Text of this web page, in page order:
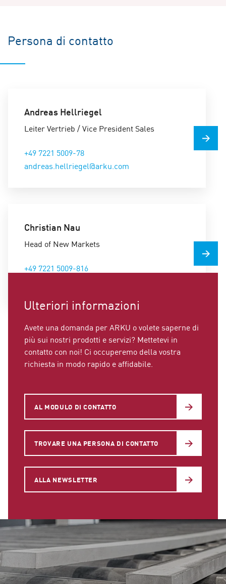
Persona di contatto
Andreas Hellriegel
Leiter Vertrieb / Vice President Sales
+49 7221 5009-78
andreas.hellriegel@arku.com
Christian Nau
Head of New Markets
+49 7221 5009-816
Ulteriori informazioni
Avete una domanda per ARKU o volete saperne di
più sui nostri prodotti e servizi? Mettetevi in
contatto con noi! Ci occuperemo della vostra
richiesta in modo rapido e affidabile.
AL MODULO DI CONTATTO
TROVARE UNA PERSONA DI CONTATTO
ALLA NEWSLETTER